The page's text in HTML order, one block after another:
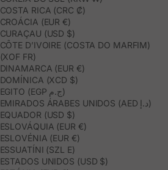
COSTA RICA (CRC ₡)
CROÁCIA (EUR €)
CURAÇAU (USD $)
CÔTE D’IVOIRE (COSTA DO MARFIM)
(XOF FR)
DINAMARCA (EUR €)
DOMÍNICA (XCD $)
EGITO (EGP ج.م)
EMIRADOS ÁRABES UNIDOS (AED د.إ)
EQUADOR (USD $)
ESLOVÁQUIA (EUR €)
ESLOVÉNIA (EUR €)
ESSUATÍNI (SZL E)
ESTADOS UNIDOS (USD $)